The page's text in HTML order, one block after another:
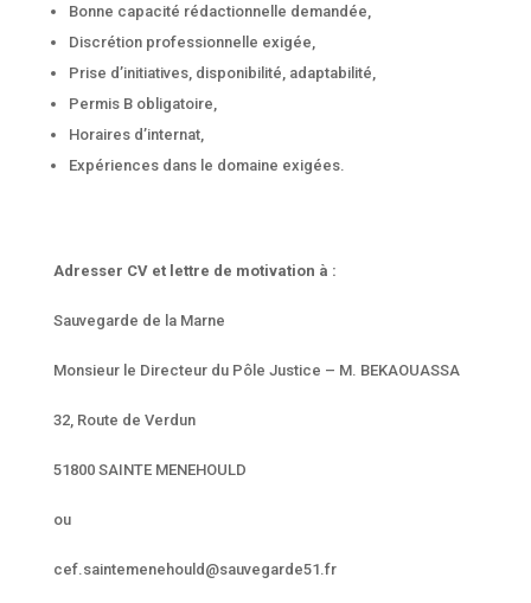
Bonne capacité rédactionnelle demandée,
Discrétion professionnelle exigée,
Prise d’initiatives, disponibilité, adaptabilité,
Permis B obligatoire,
Horaires d’internat,
Expériences dans le domaine exigées.
Adresser CV et lettre de motivation à :
Sauvegarde de la Marne
Monsieur le Directeur du Pôle Justice – M. BEKAOUASSA
32, Route de Verdun
51800 SAINTE MENEHOULD
ou
cef.saintemenehould@sauvegarde51.fr